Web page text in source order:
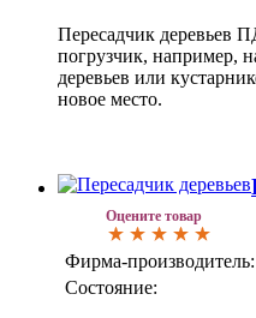
Пересадчик деревьев
погрузчик, например,
деревьев или
новое место.
Оцените товар
Фирма-производитель:
Состояние: